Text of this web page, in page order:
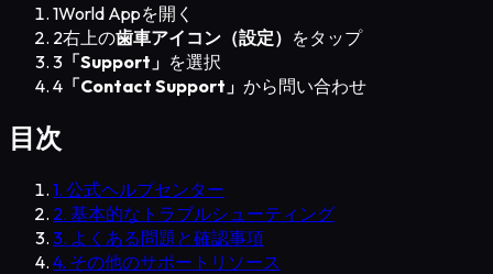
1World Appを開く
2右上の歯車アイコン（設定） をタップ
3 「Support」 を選択
4 「Contact Support」 から問い合わせ
目次
1. 公式ヘルプセンター
2. 基本的なトラブルシューティング
3. よくある問題と確認事項
4. その他のサポートリソース